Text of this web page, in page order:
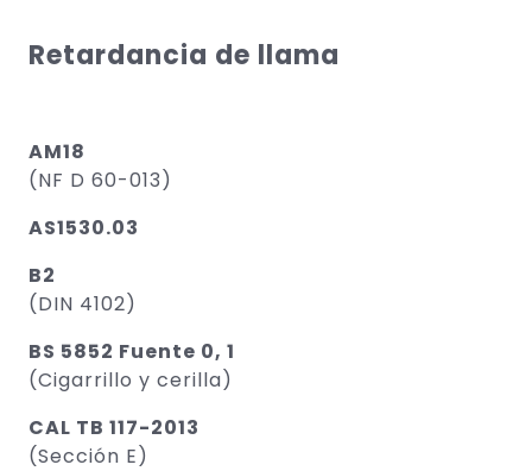
Retardancia de llama
AM18
(NF D 60-013)
AS1530.03
B2
(DIN 4102)
BS 5852 Fuente 0, 1
(Cigarrillo y cerilla)
CAL TB 117-2013
(Sección E)